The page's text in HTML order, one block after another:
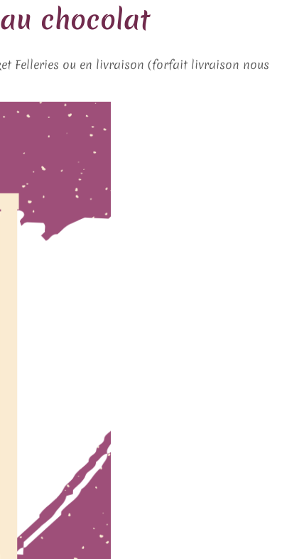
chocolat
Felleries ou en livraison (forfait livraison nous